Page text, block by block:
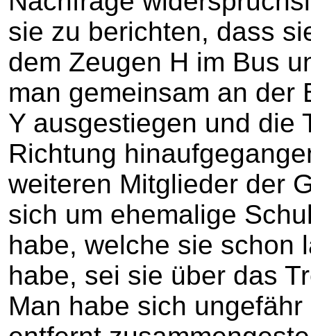
sie zu berichten, dass
dem Zeugen H im Bus
man gemeinsam an der
Y ausgestiegen und die
Richtung
weiteren Mitglieder der
sich um ehemalige
habe, welche sie schon
habe, sei sie über das
Man habe sich